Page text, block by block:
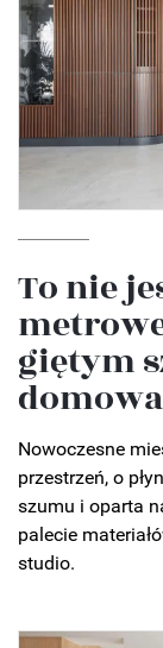
To nie
giętym
Nowoczesne
przestrzeń, o
szumu i oparta
palecie
studio.